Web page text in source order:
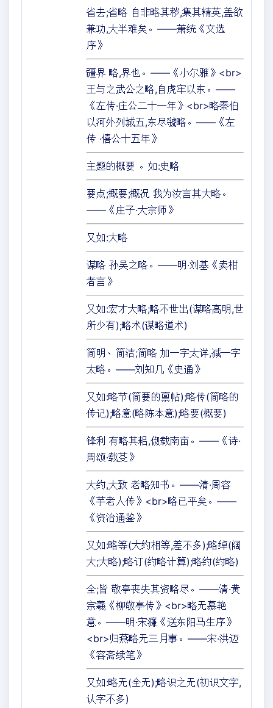
省去;省略 自非略其秽,集其精英,盖欲
兼功,大半难矣。——萧统《文选
序》
疆界 略,界也。——《小尔雅》<br>
王与之武公之略,自虎牢以东。——
《左传·庄公二十一年》<br>略秦伯
以河外列城五,东尽虢略。——《左
传 ·僖公十五年》
主题的概要 。如:史略
要点;概要;概况 我为汝言其大略。
——《庄子·大宗师》
又如:大略
谋略 孙吴之略。——明·刘基《卖柑
者言》
又如:宏才大略;略不世出(谋略高明,世
所少有);略术(谋略道术)
简明、简洁;简略 加一字太详,减一字
太略。——刘知几《史通》
又如:略节(简要的禀帖);略传(简略的
传记);略意(略陈本意);略要(概要)
锋利 有略其耜,俶载南亩。——《诗·
周颂·载芟》
大约,大致 老略知书。——清·周容
《芋老人传》<br>略已平矣。——
《资治通鉴》
又如:略等(大约相等,差不多);略绰(阔
大;大略);略订(约略计算);略约(约略)
全;皆 敬亭丧失其资略尽。——清·黄
宗羲《柳敬亭传》<br>略无慕艳
意。——明·宋濂《送东阳马生序》
<br>归燕略无三月事。——宋·洪迈
《容斋续笔》
又如:略无(全无);略识之无(初识文字,
认字不多)